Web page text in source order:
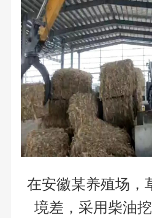
在安徽某养殖场，
境差，采用柴油